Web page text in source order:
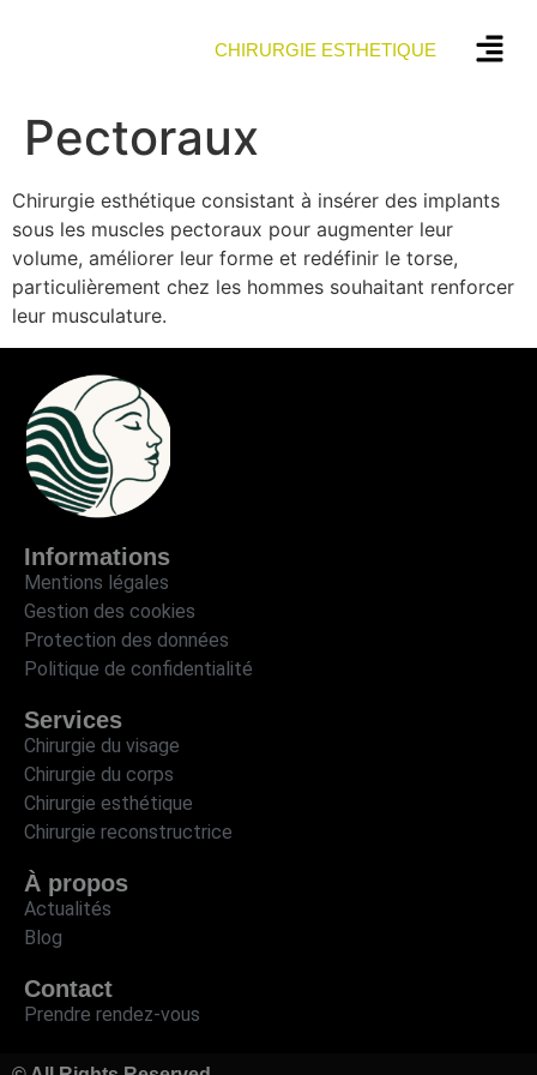
CHIRURGIE ESTHETIQUE
Pectoraux
Chirurgie esthétique consistant à insérer des implants
sous les muscles pectoraux pour augmenter leur
volume, améliorer leur forme et redéfinir le torse,
particulièrement chez les hommes souhaitant renforcer
leur musculature.
Informations
Mentions légales
Gestion des cookies
Protection des données
Politique de confidentialité
Services
Chirurgie du visage
Chirurgie du corps
Chirurgie esthétique
Chirurgie reconstructrice
À propos
Actualités
Blog
Contact
Prendre rendez-vous